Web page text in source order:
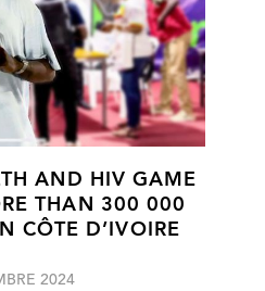
AND HIV GAME
THAN 300 000
CÔTE D’IVOIRE
2024